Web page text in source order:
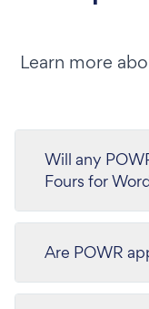
Learn more
Will any
Fours for
Are POWR